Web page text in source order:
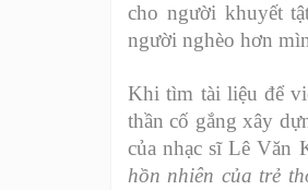
cho người khuyết
người nghèo hơn
Khi tìm tài liệu để
thần cố gắng xây
của nhạc sĩ Lê Văn
hồn nhiên của trẻ